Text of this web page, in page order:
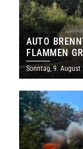
AUTO
FLAMMEN
Sonntag, 9. August